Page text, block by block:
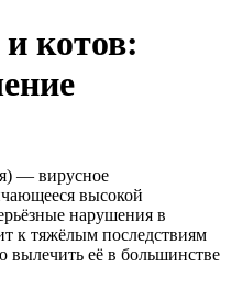
котов:
— вирусное
высокой
нарушения в
к тяжёлым последствиям
вылечить её в большинстве